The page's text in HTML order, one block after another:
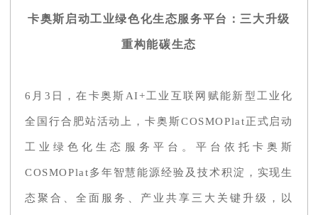
卡奥斯启动工业绿色化生态服务平台：三大升级
重构能碳生态
6月3日，在卡奥斯AI+工业互联网赋能新型工业化
全国行合肥站活动上，卡奥斯COSMOPlat正式启动
工业绿色化生态服务平台。平台依托卡奥斯
COSMOPlat多年智慧能源经验及技术积淀，实现生
态聚合、全面服务、产业共享三大关键升级，以